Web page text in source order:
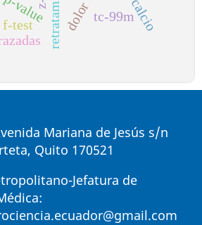
p-value
f-test
tc-99m
Mariana de Jesús s/n
Quito 170521
Jefatura de